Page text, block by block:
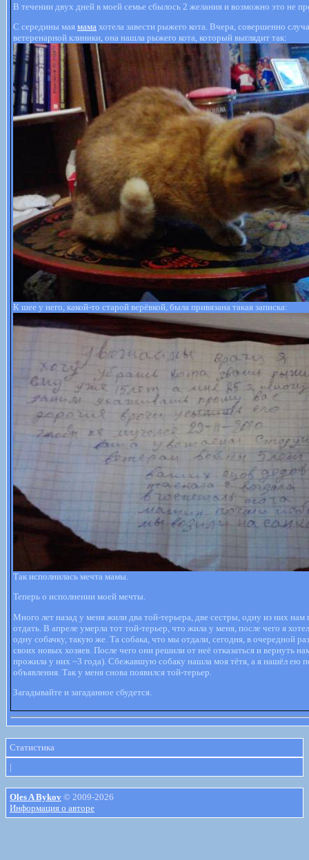
В течении двух дней в моей семье сбылось 2 желания и возможно это не
С середины мая мама хотела завести рыжего кота. Вчера, совершенно
ветеренарной клиники, она нашла рыжего кота, который выглядит так:
К шее у него, какой-то старой верёвкой, была привязана такая записка:
Так исполнилась мечта мамы.
Теперь о исполнении моей мечты.
Много лет назад у меня жили два той-терьера, две сестры, одну из них нам
отдать. В апреле умерла тот той-терьер, что жила у меня, после чего я
одну собачку, такую же. Та собака, что мы отдали, сегодня, в очередной
своих новых хозяев. После чего они решили от неё отказаться и вернуть
прожила у них ~3 года). Сбежавшую собаку нашла моя тётя, а я нашёл ею
объявления. Так у меня снова появился той-терьер.
Загадывайте и загаданное сбудется.
Статистика
|
Oles A Bykov © 2009-2026
Информация о авторе